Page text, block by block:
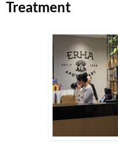
Treatment